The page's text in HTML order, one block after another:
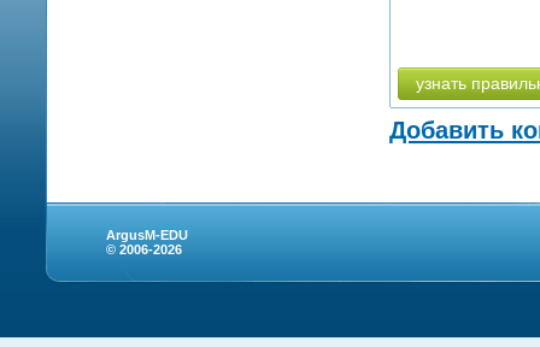
узнать
Добавить
ArgusM-EDU
© 2006-2026